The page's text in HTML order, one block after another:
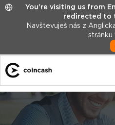
You're visiting us from
redirected to
Navštevuješ nás z
stránku